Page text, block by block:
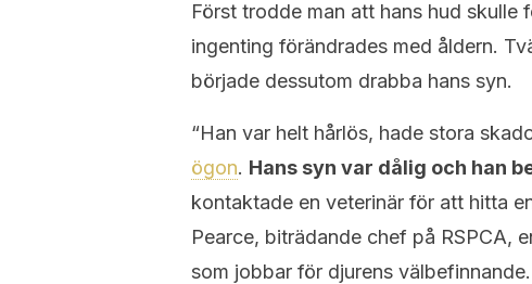
Först trodde man att hans hud skulle
ingenting förändrades med åldern.
började dessutom drabba hans syn.
“Han var helt hårlös, hade stora
ögon. Hans syn var dålig och han
kontaktade en veterinär för att hitta
Pearce, biträdande chef på RSPCA,
som jobbar för djurens välbefinnande.